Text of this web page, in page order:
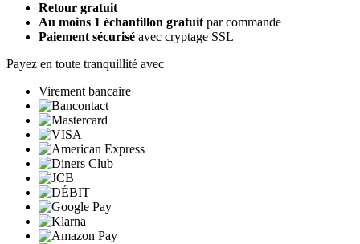
Retour gratuit
Au moins 1 échantillon gratuit par commande
Paiement sécurisé avec cryptage SSL
Payez en toute tranquillité avec
Virement bancaire